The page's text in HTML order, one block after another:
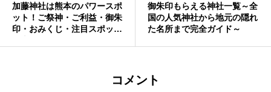
加藤神社は熊本のパワースポ
ット！ご祭神・ご利益・御朱
印・おみくじ・注目スポット
御朱印もらえる神社一覧～全
国の人気神社から地元の隠れ
た名所まで完全ガイド～
コメント